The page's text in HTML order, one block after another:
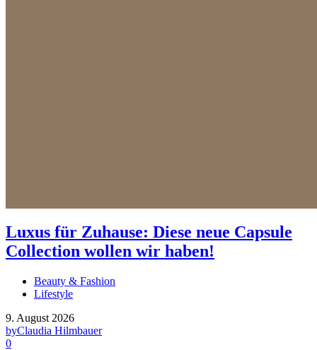
Luxus für Zuhause: Diese neue Capsule
Collection wollen wir haben!
Beauty & Fashion
Lifestyle
9. August 2026
byClaudia Hilmbauer
0